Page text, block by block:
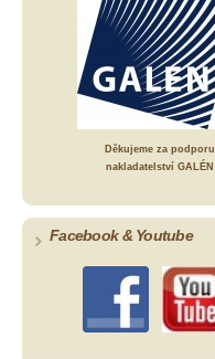
Děkujeme za podporu
nakladatelství GALÉN
Facebook & Youtube